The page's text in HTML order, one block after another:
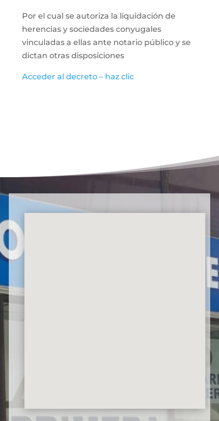
Por el cual se autoriza la liquidación de
herencias y sociedades conyugales
vinculadas a ellas ante notario público y se
dictan otras disposiciones
Acceder al decreto – haz clic